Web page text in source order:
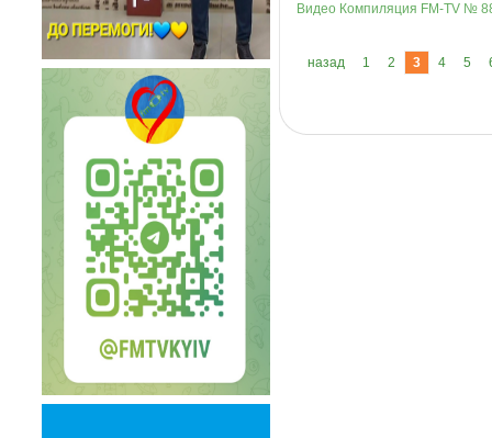
Видео Компиляция FM-TV №
назад 1 2 3 4 5